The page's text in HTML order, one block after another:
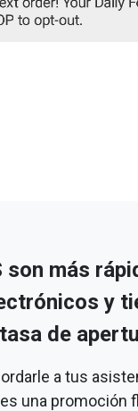
son más
y
tasa de
a tus
una promoción